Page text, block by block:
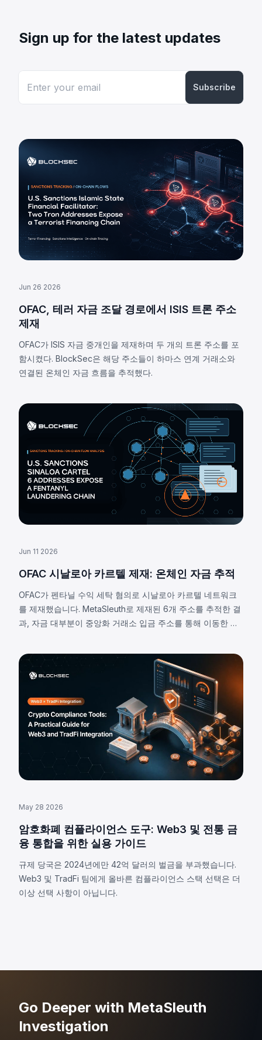
Sign up for the latest updates
Subscribe
Jun 26 2026
OFAC, 테러 자금 조달 경로에서 ISIS 트론 주소
제재
OFAC가 ISIS 자금 중개인을 제재하며 두 개의 트론 주소를 포
함시켰다. BlockSec은 해당 주소들이 하마스 연계 거래소와
연결된 온체인 자금 흐름을 추적했다.
Jun 11 2026
OFAC 시날로아 카르텔 제재: 온체인 자금 추적
OFAC가 펜타닐 수익 세탁 혐의로 시날로아 카르텔 네트워크
를 제재했습니다. MetaSleuth로 제재된 6개 주소를 추적한 결
과, 자금 대부분이 중앙화 거래소 입금 주소를 통해 이동한 것
May 28 2026
암호화폐 컴플라이언스 도구: Web3 및 전통 금
융 통합을 위한 실용 가이드
규제 당국은 2024년에만 42억 달러의 벌금을 부과했습니다.
Web3 및 TradFi 팀에게 올바른 컴플라이언스 스택 선택은 더
이상 선택 사항이 아닙니다.
Go Deeper with MetaSleuth
Investigation